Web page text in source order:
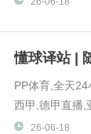
懂球译站 |
PP体育,全天
西甲,德甲直播,
体育,PP视频一
26-06-18